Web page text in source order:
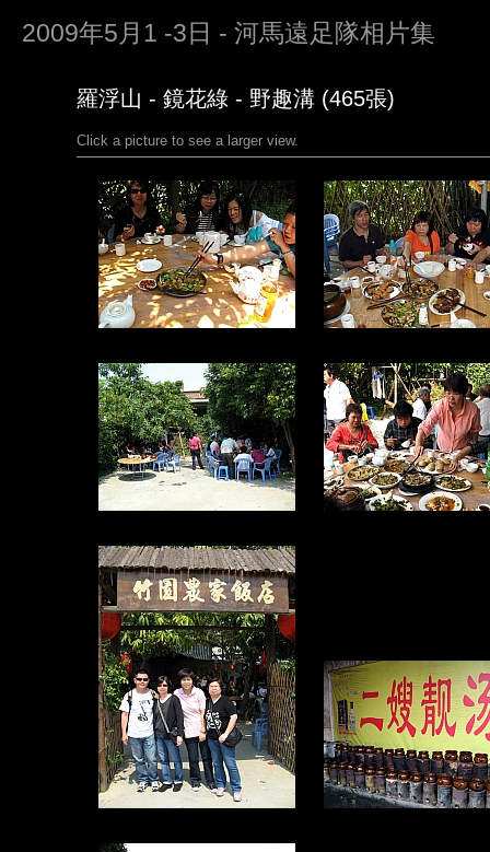
2009年5月1 -3日 - 河馬遠足隊相片集
羅浮山 - 鏡花綠 - 野趣溝 (465張)
Click a picture to see a larger view.